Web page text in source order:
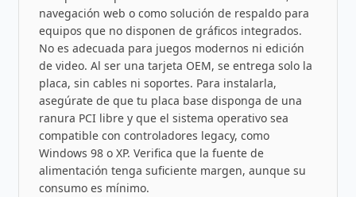
navegación web o como solución de respaldo para
equipos que no disponen de gráficos integrados.
No es adecuada para juegos modernos ni edición
de video. Al ser una tarjeta OEM, se entrega solo la
placa, sin cables ni soportes. Para instalarla,
asegúrate de que tu placa base disponga de una
ranura PCI libre y que el sistema operativo sea
compatible con controladores legacy, como
Windows 98 o XP. Verifica que la fuente de
alimentación tenga suficiente margen, aunque su
consumo es mínimo.